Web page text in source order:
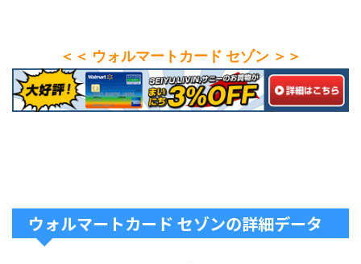
＜＜ ウォルマートカード セゾン ＞＞
ウォルマートカード セゾンの詳細データ